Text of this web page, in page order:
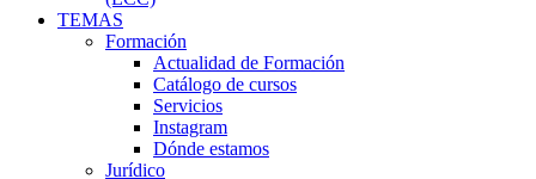
TEMAS
Formación
Actualidad de Formación
Catálogo de cursos
Servicios
Instagram
Dónde estamos
Jurídico